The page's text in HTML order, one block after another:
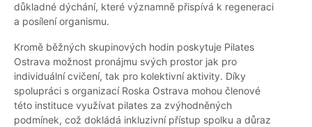
důkladné dýchání, které významně přispívá k regeneraci
a posílení organismu.
Kromě běžných skupinových hodin poskytuje Pilates
Ostrava možnost pronájmu svých prostor jak pro
individuální cvičení, tak pro kolektivní aktivity. Díky
spolupráci s organizací Roska Ostrava mohou členové
této instituce využívat pilates za zvýhodněných
podmínek, což dokládá inkluzivní přístup spolku a důraz